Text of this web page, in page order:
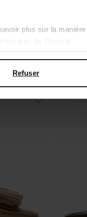
plus sur la manière
Refuser